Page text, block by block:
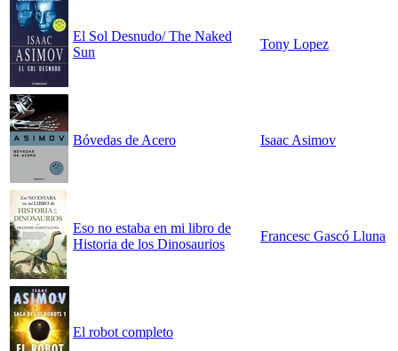
El Sol Desnudo/ The Naked
Sun
Tony Lopez
Bóvedas de Acero Isaac Asimov
Eso no estaba en mi libro de
Historia de los Dinosaurios
Francesc Gascó Lluna
El robot completo